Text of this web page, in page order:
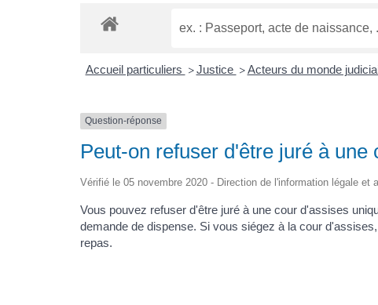
Accueil particuliers > Justice > Acteurs du monde
Question-réponse
Peut-on refuser d'être juré à une
Vérifié le 05 novembre 2020 - Direction de l'information légale
Vous pouvez refuser d'être juré à une cour d'assises
demande de dispense. Si vous siégez à la cour
repas.